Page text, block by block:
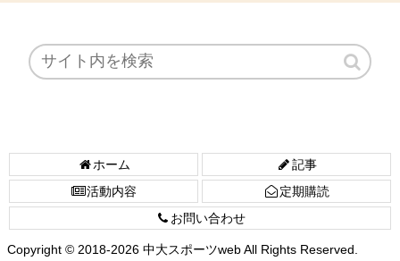
ホーム
記事
活動内容
定期購読
お問い合わせ
Copyright © 2018-2026 中大スポーツweb All Rights Reserved.